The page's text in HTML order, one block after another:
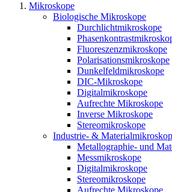
Mikroskope
Biologische Mikroskope
Durchlichtmikroskope
Fluoreszenzmikroskope
Polarisationsmikroskope
Dunkelfeldmikroskope
DIC-Mikroskope
Digitalmikroskope
Aufrechte Mikroskope
Inverse Mikroskope
Stereomikroskope
Industrie- &
Metallographie- und
Messmikroskope
Digitalmikroskope
Stereomikroskope
Aufrechte Mikroskope